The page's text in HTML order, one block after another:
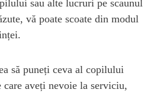
sau alte lucruri pe scaunul
vă poate scoate din modul
să puneți ceva al copilului
care aveți nevoie la serviciu,